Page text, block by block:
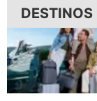
DESTINOS